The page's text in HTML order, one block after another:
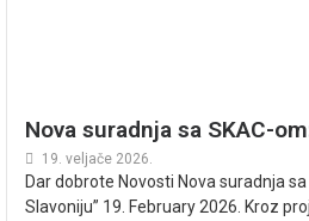
Nova suradnja sa SKAC-
19. veljače 2026.
Dar dobrote Novosti Nova suradnja sa
Slavoniju” 19. February 2026. Kroz